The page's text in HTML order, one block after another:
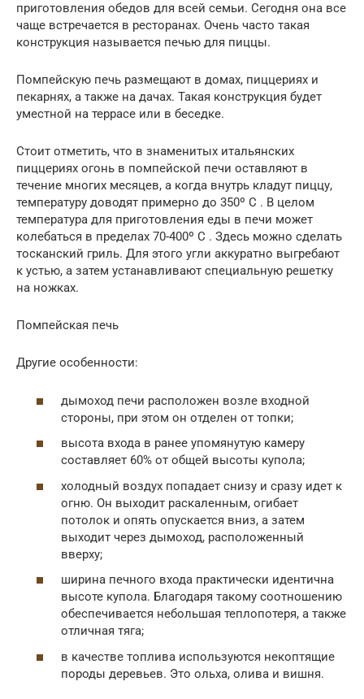
приготовления обедов для всей семьи. Сегодня она все
чаще встречается в ресторанах. Очень часто такая
конструкция называется печью для пиццы.
Помпейскую печь размещают в домах, пиццериях и
пекарнях, а также на дачах. Такая конструкция будет
уместной на террасе или в беседке.
Стоит отметить, что в знаменитых итальянских
пиццериях огонь в помпейской печи оставляют в
течение многих месяцев, а когда внутрь кладут пиццу,
температуру доводят примерно до 350º C . В целом
температура для приготовления еды в печи может
колебаться в пределах 70-400º C . Здесь можно сделать
тосканский гриль. Для этого угли аккуратно выгребают
к устью, а затем устанавливают специальную решетку
на ножках.
Помпейская печь
Другие особенности:
дымоход печи расположен возле входной
стороны, при этом он отделен от топки;
высота входа в ранее упомянутую камеру
составляет 60% от общей высоты купола;
холодный воздух попадает снизу и сразу идет к
огню. Он выходит раскаленным, огибает
потолок и опять опускается вниз, а затем
выходит через дымоход, расположенный
вверху;
ширина печного входа практически идентична
высоте купола. Благодаря такому соотношению
обеспечивается небольшая теплопотеря, а также
отличная тяга;
в качестве топлива используются некоптящие
породы деревьев. Это ольха, олива и вишня.